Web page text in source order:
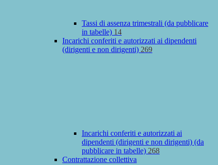
Tassi di assenza trimestrali (da pubblicare
in tabelle) 14
Incarichi conferiti e autorizzati ai dipendenti
(dirigenti e non dirigenti) 269
Incarichi conferiti e autorizzati ai
dipendenti (dirigenti e non dirigenti) (da
pubblicare in tabelle) 268
Contrattazione collettiva